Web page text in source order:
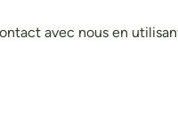
avec nous en